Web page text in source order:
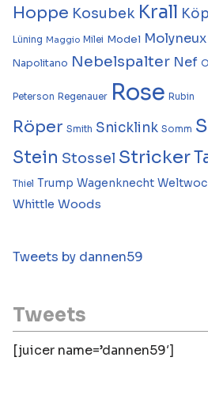
Hoppe Kosubek Krall
Lüning Maggio Milei Model Molyneux
Napolitano Nebelspalter Nef
Peterson Regenauer Rose Rubin
Röper Smith Snicklink Somm
Stein Stossel Stricker
Thiel Trump Wagenknecht
Whittle Woods
Tweets by dannen59
Tweets
[juicer name=’dannen59′]